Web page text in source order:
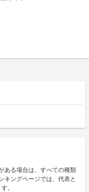
ある場合は、すべての種類
キングページでは、代表と
。